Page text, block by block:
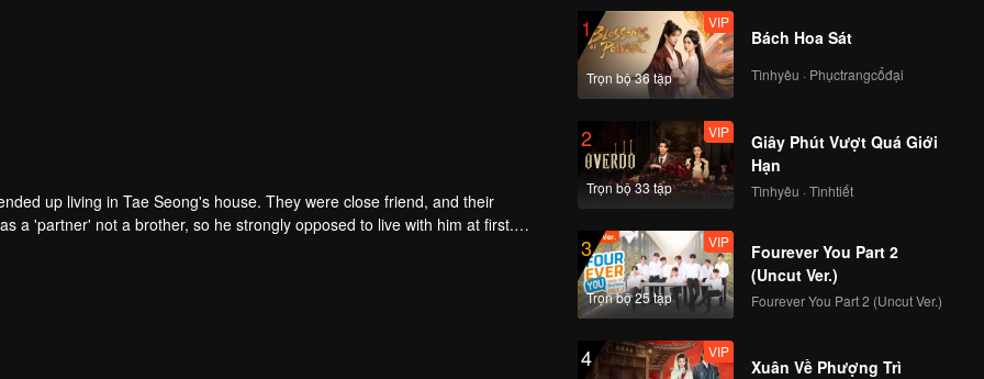
up living in Tae Seong's house. They were close friend, and their
a 'partner' not a brother, so he strongly opposed to live with him at first.
him and he kept him away. Time past and they became a third-year high
by a student. Tae Seong got shocked and after that he started to take
1
Trọn bộ 36 tập
VIP
Bách Hoa Sát
Tìnhyêu · Phụctrangcổđại
2
Trọn bộ 33 tập
VIP
Giây Phút Vượt Quá Giới
Hạn
Tìnhyêu · Tìnhtiết
3
Trọn bộ 25 tập
VIP
Fourever You Part 2
(Uncut Ver.)
Fourever You Part 2 (Uncut Ver.)
4 VIP
Xuân Về Phượng Trì